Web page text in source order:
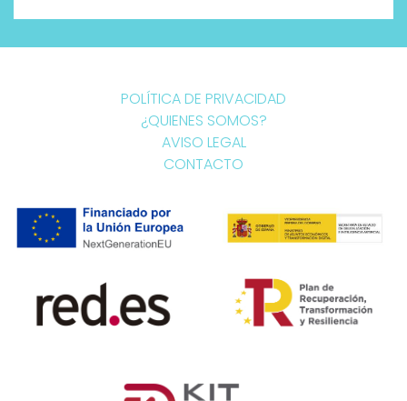
POLÍTICA DE PRIVACIDAD
¿QUIENES SOMOS?
AVISO LEGAL
CONTACTO